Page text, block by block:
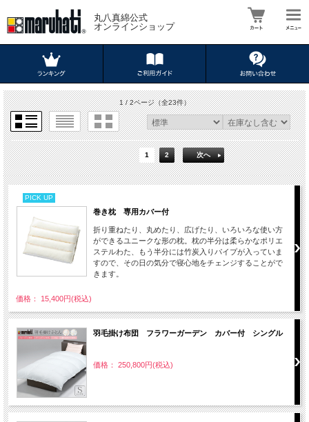
丸八真綿公式
オンラインショップ
1 / 2ページ（全23件）
1 2 次へ
PICK UP
巻き枕 専用カバー付
折り重ねたり、丸めたり、広げたり、いろいろな使い方
ができるユニークな形の枕。枕の半分は柔らかなポリエ
ステルわた、もう半分には竹炭入りパイプが入っていま
すので、その日の気分で寝心地をチェンジすることがで
きます。
価格： 15,400円(税込)
羽毛掛け布団 フラワーガーデン カバー付 シングル
価格： 250,800円(税込)